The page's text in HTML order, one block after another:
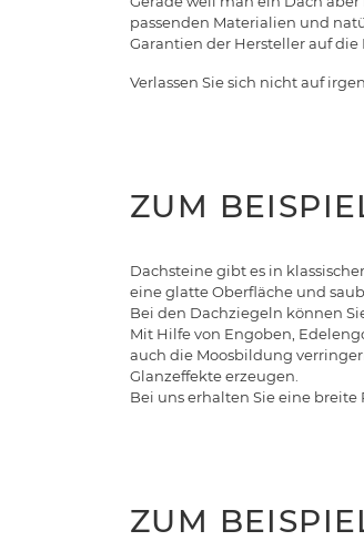
passenden Materialien und
Garantien der Hersteller auf die
Verlassen Sie sich nicht auf
ZUM
Dachsteine gibt es in
eine glatte Oberfläche und
Bei den Dachziegeln können
Mit Hilfe von Engoben,
auch die Moosbildung
Glanzeffekte erzeugen.
Bei uns erhalten Sie eine
ZUM